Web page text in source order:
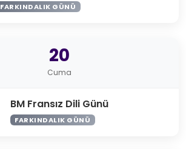
FARKINDALIK GÜNÜ
20
Cuma
BM Fransız Dili Günü
FARKINDALIK GÜNÜ